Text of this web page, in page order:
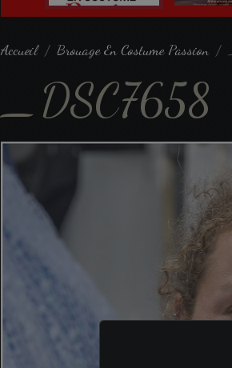
Accueil Brouage En Costume Passion
_DSC7658